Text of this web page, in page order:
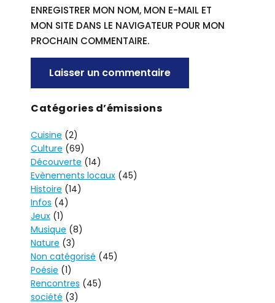
ENREGISTRER MON NOM, MON E-MAIL ET
MON SITE DANS LE NAVIGATEUR POUR MON
PROCHAIN COMMENTAIRE.
A
T
E
R
N
A
T
I
V
E
:
Catégories d’émissions
Cuisine (2)
Culture (69)
Découverte (14)
Evènements locaux (45)
Histoire (14)
Infos (4)
Jeux (1)
Musique (8)
Nature (3)
Non catégorisé (45)
Poésie (1)
Rencontres (45)
société (3)